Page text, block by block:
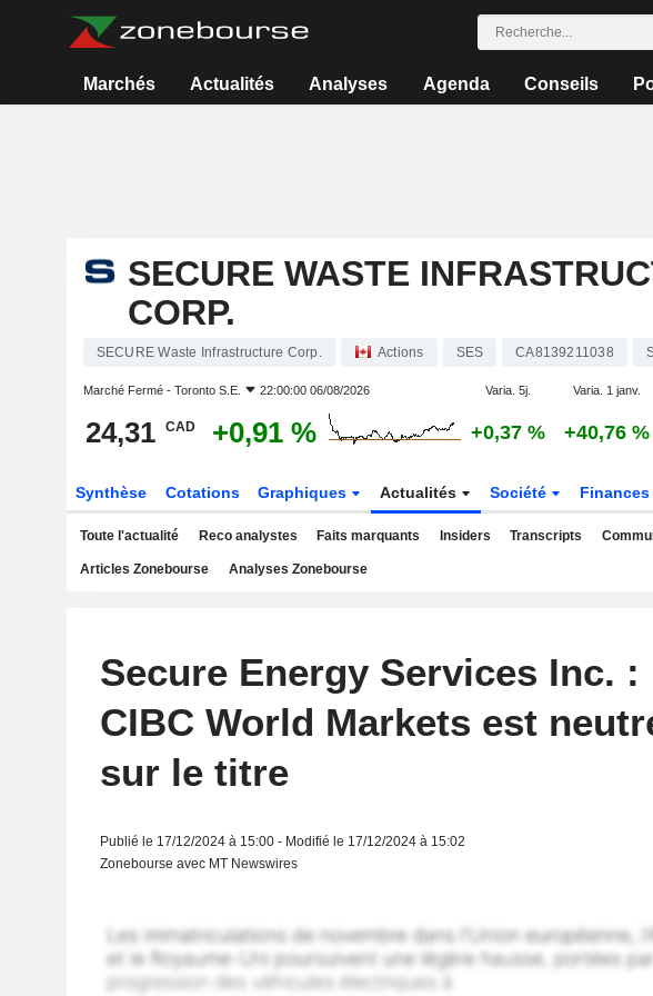
Marchés Actualités Analyses Agenda Conseils
SECURE WASTE
CORP.
SECURE Waste Infrastructure Corp. Actions SES CA8139211038
Marché Fermé - Toronto S.E. 22:00:00 06/08/2026 Varia. 5j. Varia. 1 janv.
24,31 CAD +0,91 % +0,37 % +40,76 %
Synthèse Cotations Graphiques Actualités Société Finances
Toute l'actualité Reco analystes Faits marquants Insiders Transcripts
Articles Zonebourse Analyses Zonebourse
Secure Energy Services Inc. :
CIBC World Markets est
sur le titre
Publié le 17/12/2024 à 15:00 - Modifié le 17/12/2024 à 15:02
Zonebourse avec MT Newswires